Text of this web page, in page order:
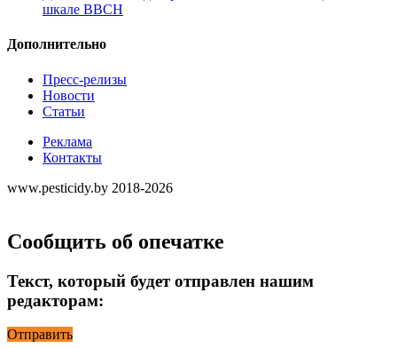
шкале ВВСН
Дополнительно
Пресс-релизы
Новости
Статьи
Реклама
Контакты
www.pesticidy.by 2018-2026
Сообщить об опечатке
Текст, который будет отправлен нашим
редакторам:
Отправить